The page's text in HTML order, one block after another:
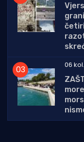
06